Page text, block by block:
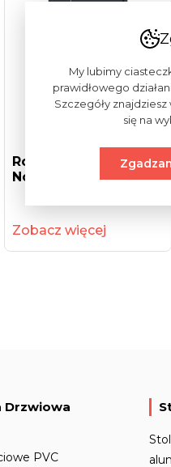
Rodenberg - Seria
Nowoczesna
Zobacz więcej
Drzwiowa
PVC
My lubimy
prawidłowego
Szczegóły
się na